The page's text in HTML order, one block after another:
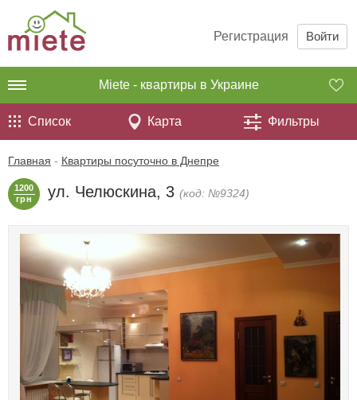
Регистрация Войти
Miete - квартиры в Украине
Список Карта Фильтры
Главная - Квартиры посуточно в Днепре
1200
грн
ул. Челюскина, 3 (код: №9324)